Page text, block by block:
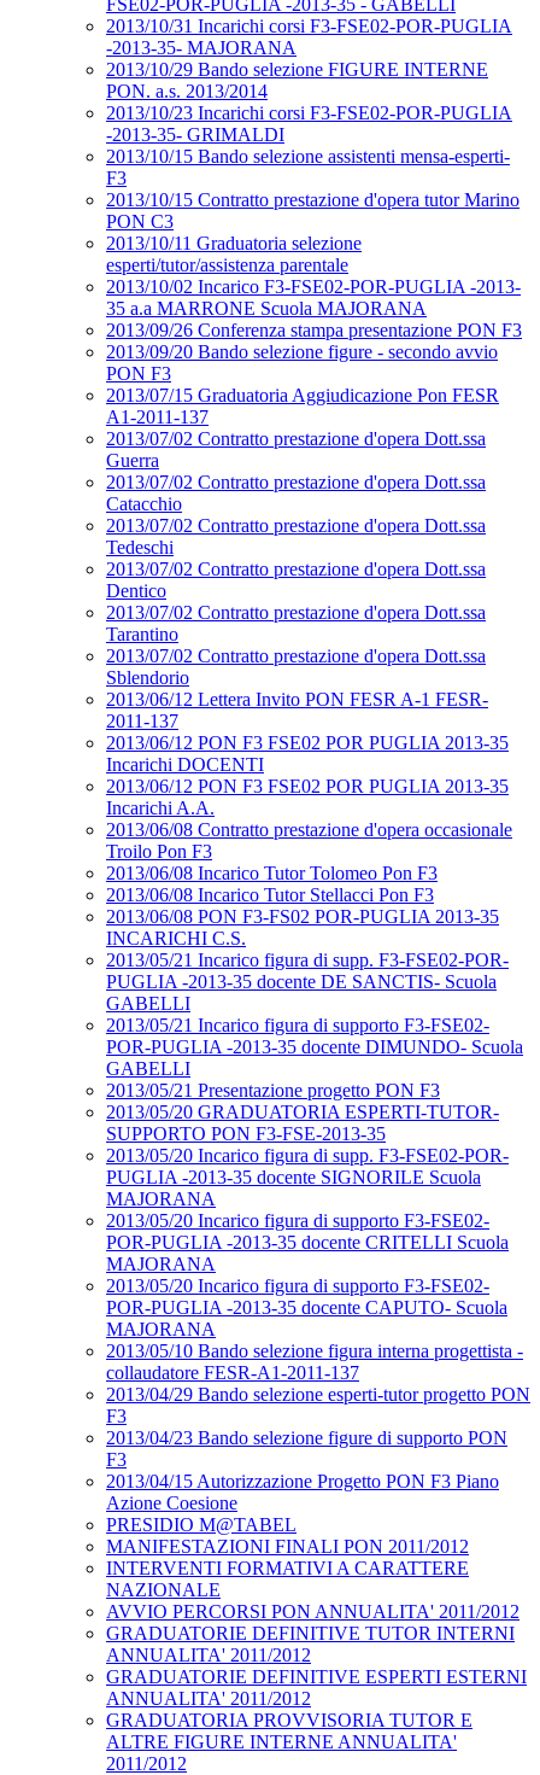
FSE02-POR-PUGLIA -2013-35 - GABELLI
2013/10/31 Incarichi corsi F3-FSE02-POR-PUGLIA
-2013-35- MAJORANA
2013/10/29 Bando selezione FIGURE INTERNE
PON. a.s. 2013/2014
2013/10/23 Incarichi corsi F3-FSE02-POR-PUGLIA
-2013-35- GRIMALDI
2013/10/15 Bando selezione assistenti mensa-esperti-
F3
2013/10/15 Contratto prestazione d'opera tutor Marino
PON C3
2013/10/11 Graduatoria selezione
esperti/tutor/assistenza parentale
2013/10/02 Incarico F3-FSE02-POR-PUGLIA -2013-
35 a.a MARRONE Scuola MAJORANA
2013/09/26 Conferenza stampa presentazione PON F3
2013/09/20 Bando selezione figure - secondo avvio
PON F3
2013/07/15 Graduatoria Aggiudicazione Pon FESR
A1-2011-137
2013/07/02 Contratto prestazione d'opera Dott.ssa
Guerra
2013/07/02 Contratto prestazione d'opera Dott.ssa
Catacchio
2013/07/02 Contratto prestazione d'opera Dott.ssa
Tedeschi
2013/07/02 Contratto prestazione d'opera Dott.ssa
Dentico
2013/07/02 Contratto prestazione d'opera Dott.ssa
Tarantino
2013/07/02 Contratto prestazione d'opera Dott.ssa
Sblendorio
2013/06/12 Lettera Invito PON FESR A-1 FESR-
2011-137
2013/06/12 PON F3 FSE02 POR PUGLIA 2013-35
Incarichi DOCENTI
2013/06/12 PON F3 FSE02 POR PUGLIA 2013-35
Incarichi A.A.
2013/06/08 Contratto prestazione d'opera occasionale
Troilo Pon F3
2013/06/08 Incarico Tutor Tolomeo Pon F3
2013/06/08 Incarico Tutor Stellacci Pon F3
2013/06/08 PON F3-FS02 POR-PUGLIA 2013-35
INCARICHI C.S.
2013/05/21 Incarico figura di supp. F3-FSE02-POR-
PUGLIA -2013-35 docente DE SANCTIS- Scuola
GABELLI
2013/05/21 Incarico figura di supporto F3-FSE02-
POR-PUGLIA -2013-35 docente DIMUNDO- Scuola
GABELLI
2013/05/21 Presentazione progetto PON F3
2013/05/20 GRADUATORIA ESPERTI-TUTOR-
SUPPORTO PON F3-FSE-2013-35
2013/05/20 Incarico figura di supp. F3-FSE02-POR-
PUGLIA -2013-35 docente SIGNORILE Scuola
MAJORANA
2013/05/20 Incarico figura di supporto F3-FSE02-
POR-PUGLIA -2013-35 docente CRITELLI Scuola
MAJORANA
2013/05/20 Incarico figura di supporto F3-FSE02-
POR-PUGLIA -2013-35 docente CAPUTO- Scuola
MAJORANA
2013/05/10 Bando selezione figura interna progettista -
collaudatore FESR-A1-2011-137
2013/04/29 Bando selezione esperti-tutor progetto PON
F3
2013/04/23 Bando selezione figure di supporto PON
F3
2013/04/15 Autorizzazione Progetto PON F3 Piano
Azione Coesione
PRESIDIO M@TABEL
MANIFESTAZIONI FINALI PON 2011/2012
INTERVENTI FORMATIVI A CARATTERE
NAZIONALE
AVVIO PERCORSI PON ANNUALITA' 2011/2012
GRADUATORIE DEFINITIVE TUTOR INTERNI
ANNUALITA' 2011/2012
GRADUATORIE DEFINITIVE ESPERTI ESTERNI
ANNUALITA' 2011/2012
GRADUATORIA PROVVISORIA TUTOR E
ALTRE FIGURE INTERNE ANNUALITA'
2011/2012